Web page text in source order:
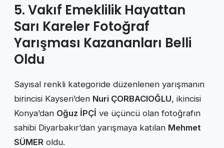
5. Vakıf Emeklilik Hayattan
Sarı Kareler Fotoğraf
Yarışması Kazananları Belli
Oldu
Sayısal renkli kategoride düzenlenen yarışmanın
birincisi Kayseri’den Nuri ÇORBACIOĞLU, ikincisi
Konya’dan Oğuz İPÇİ ve üçüncü olan fotoğrafın
sahibi Diyarbakır’dan yarışmaya katılan Mehmet
SÜMER oldu.